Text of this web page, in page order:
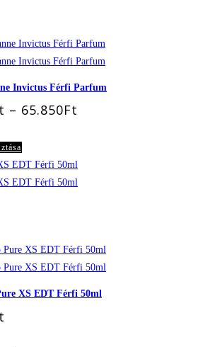
A
változatok
választhatók
Invictus Férfi Parfum
– 65.850Ft
a
terméknek
A
változatok
a
XS EDT Férfi 50ml